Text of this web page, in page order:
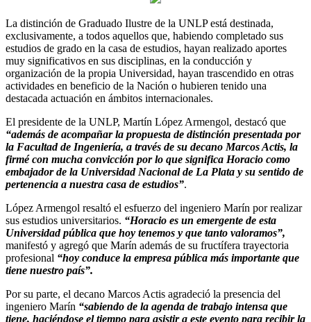
La distinción de Graduado Ilustre de la UNLP está destinada,
exclusivamente, a todos aquellos que, habiendo completado sus
estudios de grado en la casa de estudios, hayan realizado aportes
muy significativos en sus disciplinas, en la conducción y
organización de la propia Universidad, hayan trascendido en otras
actividades en beneficio de la Nación o hubieren tenido una
destacada actuación en ámbitos internacionales.
El presidente de la UNLP, Martín López Armengol, destacó que
“además de acompañar la propuesta de distinción presentada por
la Facultad de Ingeniería, a través de su decano Marcos Actis, la
firmé con mucha convicción por lo que significa Horacio como
embajador de la Universidad Nacional de La Plata y su sentido de
pertenencia a nuestra casa de estudios”.
López Armengol resaltó el esfuerzo del ingeniero Marín por realizar
sus estudios universitarios. “Horacio es un emergente de esta
Universidad pública que hoy tenemos y que tanto valoramos”,
manifestó y agregó que Marín además de su fructífera trayectoria
profesional “hoy conduce la empresa pública más importante que
tiene nuestro país”.
Por su parte, el decano Marcos Actis agradeció la presencia del
ingeniero Marín “sabiendo de la agenda de trabajo intensa que
tiene, haciéndose el tiempo para asistir a este evento para recibir la